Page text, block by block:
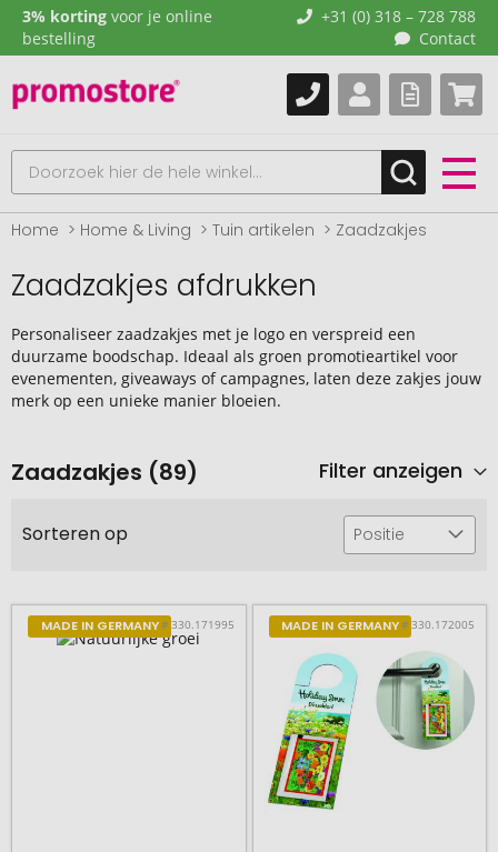
3% korting voor je online
bestelling
+31 (0) 318 – 728 788
Contact
Home Home & Living Tuin artikelen Zaadzakjes
Zaadzakjes afdrukken
Personaliseer zaadzakjes met je logo en verspreid een
duurzame boodschap. Ideaal als groen promotieartikel voor
evenementen, giveaways of campagnes, laten deze zakjes jouw
merk op een unieke manier bloeien.
Zaadzakjes (89) Filter anzeigen
Sorteren op Positie
MADE IN GERMANY# 330.171995 MADE IN GERMANY# 330.172005